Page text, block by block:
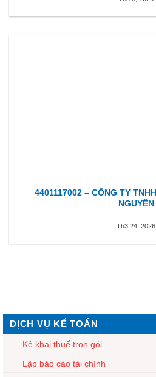
4401117002 – CÔNG TY
NGUYÊN
Th3 24, 2026
DỊCH VỤ KẾ TOÁN
Kê khai thuế trọn gói
Lập báo cáo tài chính